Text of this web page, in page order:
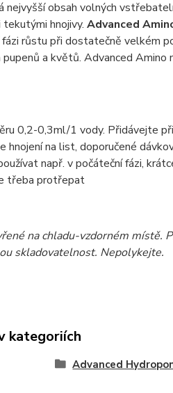
nejvyšší obsah volných
tekutými hnojivy. Advanced
růstu při dostatečně velkém
pupenů a květů. Advanced
0,2-0,3ml/1 vody. Přidávejte
hnojení na list, doporučené
např. v počáteční fázi,
třeba protřepat
na chladu-vzdorném
skladovatelnost. Nepolykejte.
kategoriích
Advanced